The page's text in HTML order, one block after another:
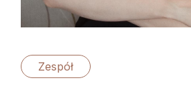
Zespół